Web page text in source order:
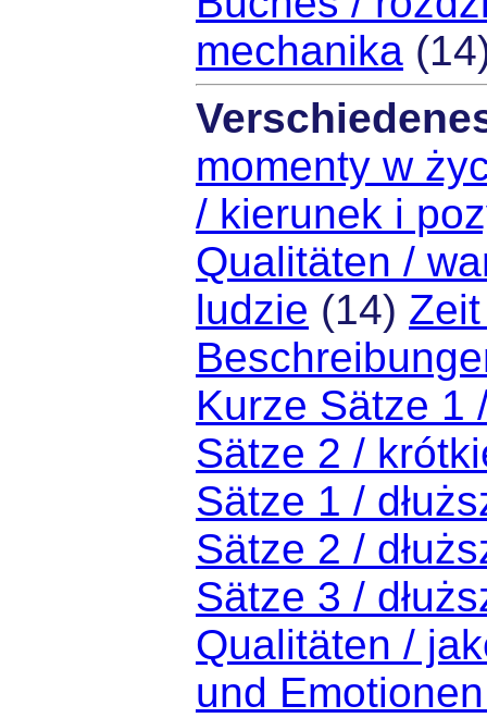
mechanika
momenty w
/ kierunek i
Qualitäten /
ludzie (14)
Kurze Sätze 1
Sätze 2 /
Sätze 1 /
Sätze 2 /
Sätze 3 /
Qualitäten /
und